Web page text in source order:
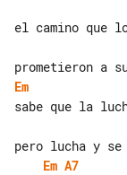
Em
Em A7